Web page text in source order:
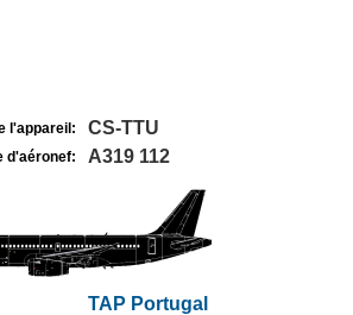
l'appareil: CS-TTU
d'aéronef: A319 112
TAP Portugal